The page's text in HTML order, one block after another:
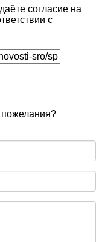
согласие на
с